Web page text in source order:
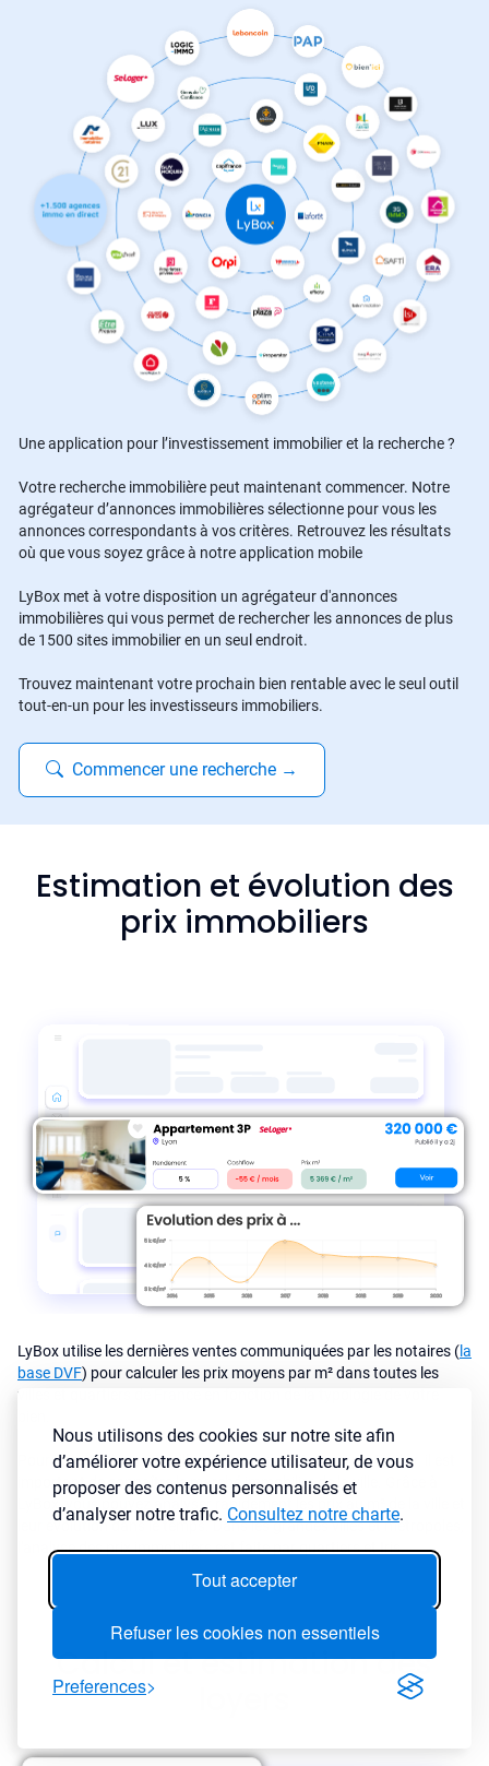
Nous utilisons des cookies sur notre site afin
d’améliorer votre expérience utilisateur, de vous
proposer des contenus personnalisés et
d’analyser notre trafic. Consultez notre charte.
Tout accepter
Refuser les cookies non essentiels
Preferences
Une application pour l’investissement immobilier et la recherche ?
Votre recherche immobilière peut maintenant commencer. Notre
agrégateur d’annonces immobilières sélectionne pour vous les
annonces correspondants à vos critères. Retrouvez les résultats
où que vous soyez grâce à notre application mobile
LyBox met à votre disposition un agrégateur d'annonces
immobilières qui vous permet de rechercher les annonces de plus
de 1500 sites immobilier en un seul endroit.
Trouvez maintenant votre prochain bien rentable avec le seul outil
tout-en-un pour les investisseurs immobiliers.
Commencer une recherche →
Estimation et évolution des
prix immobiliers
LyBox utilise les dernières ventes communiquées par les notaires (la
base DVF) pour calculer les prix moyens par m² dans toutes les
villes et quartiers de France en fonction de la typologie de votre
Pour investir dans une ville ou dans un secteur en particulier, il est
important de connaître le marché immobilier de la ville. Grâce à
LyBox, vous pouvez analyser rapidement les prix au m² de la ville et
leur évolution dans le temps. Dans les grandes villes et metropoles,
l'analyse des prix immobiliers est faite par quartiers et Iris.
Calcul et estimation des